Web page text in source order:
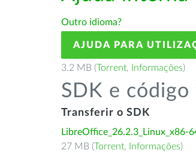
Outro idioma?
AJUDA PARA
3.2 MB (Torrent, Informações)
SDK e
Transferir o SDK
LibreOffice_26.2.3_Linux_x86-
27 MB (Torrent, Informações)